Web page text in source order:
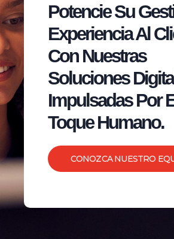
Potencie Su
Experiencia Al
Con Nuestras
Soluciones
Impulsadas Por
Toque Humano.
CONOZCA NUESTRO